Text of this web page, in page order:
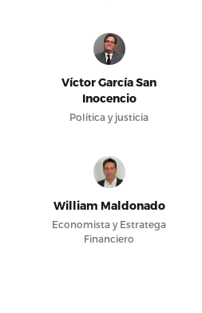
Víctor García San
Inocencio
Política y justicia
William Maldonado
Economista y Estratega
Financiero